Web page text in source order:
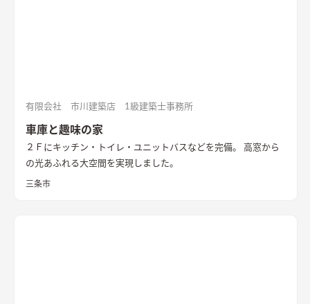
有限会社 市川建築店 1級建築士事務所
車庫と趣味の家
２Ｆにキッチン・トイレ・ユニットバスなどを完備。 高窓から
の光あふれる大空間を実現しました。
三条市